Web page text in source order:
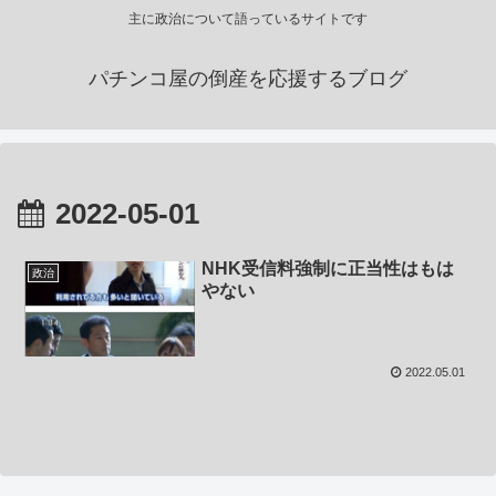
主に政治について語っているサイトです
パチンコ屋の倒産を応援するブログ
2022-05-01
政治
NHK受信料強制に正当性はもは
やない
2022.05.01